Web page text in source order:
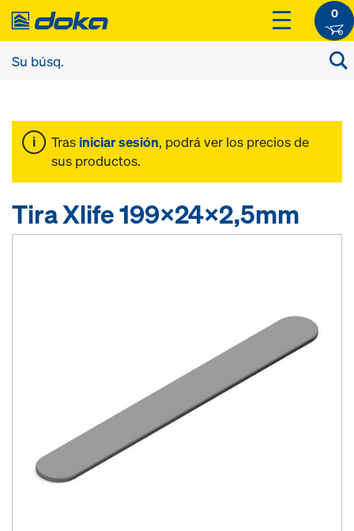
0
Tras iniciar sesión, podrá ver los precios de
sus productos.
Tira Xlife 199x24x2,5mm